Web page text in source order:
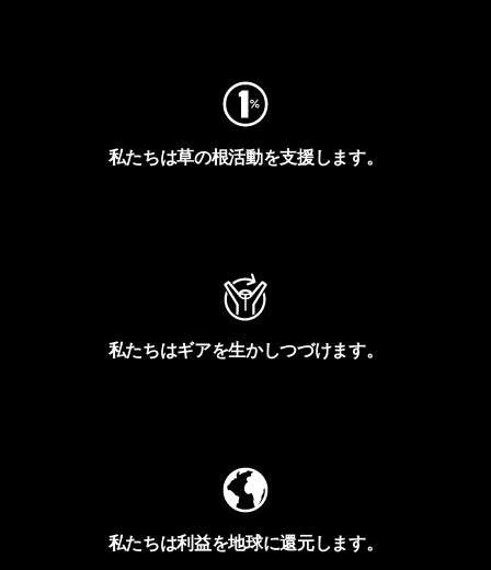
私たちは草の根活動を支援します。
私たちはギアを生かしつづけます。
私たちは利益を地球に還元します。